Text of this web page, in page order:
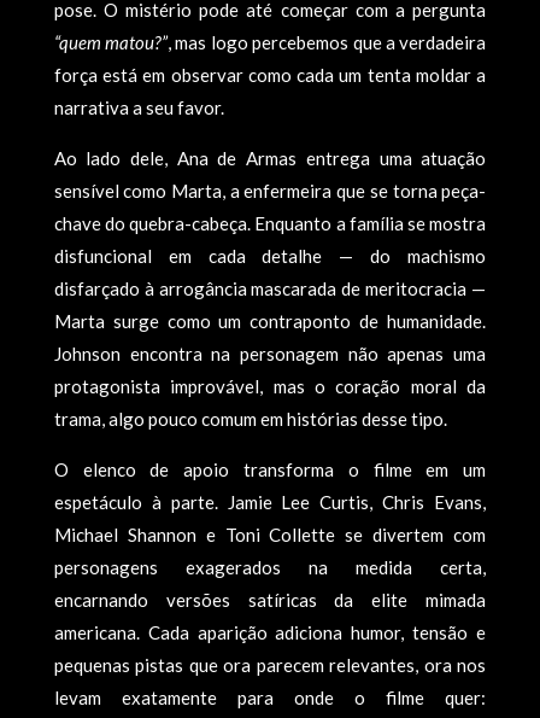
pose. O mistério pode até começar com a pergunta
“quem matou?”, mas logo percebemos que a verdadeira
força está em observar como cada um tenta moldar a
narrativa a seu favor.
Ao lado dele, Ana de Armas entrega uma atuação
sensível como Marta, a enfermeira que se torna peça-
chave do quebra-cabeça. Enquanto a família se mostra
disfuncional em cada detalhe — do machismo
disfarçado à arrogância mascarada de meritocracia —
Marta surge como um contraponto de humanidade.
Johnson encontra na personagem não apenas uma
protagonista improvável, mas o coração moral da
trama, algo pouco comum em histórias desse tipo.
O elenco de apoio transforma o filme em um
espetáculo à parte. Jamie Lee Curtis, Chris Evans,
Michael Shannon e Toni Collette se divertem com
personagens exagerados na medida certa,
encarnando versões satíricas da elite mimada
americana. Cada aparição adiciona humor, tensão e
pequenas pistas que ora parecem relevantes, ora nos
levam exatamente para onde o filme quer: